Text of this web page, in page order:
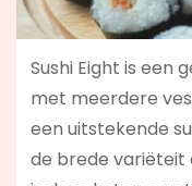
Sushi Eight is een
met meerdere
een uitstekende
de brede variëteit